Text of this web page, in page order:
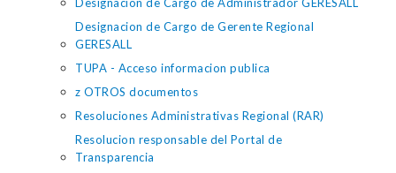
Designacion de Cargo de Gerente Regional
GERESALL
TUPA - Acceso informacion publica
z OTROS documentos
Resoluciones Administrativas Regional (RAR)
Resolucion responsable del Portal de
Transparencia